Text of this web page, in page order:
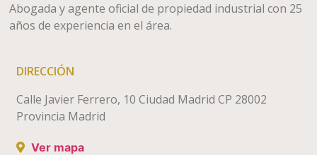
Abogada y agente oficial de propiedad industrial con 25
años de experiencia en el área.
DIRECCIÓN
Calle Javier Ferrero, 10 Ciudad Madrid CP 28002
Provincia Madrid
Ver mapa